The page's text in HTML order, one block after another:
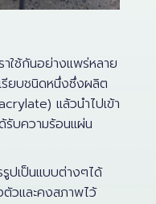
ใช้กันอย่างแพร่หลาย
รียบชนิดหนึ่งซึ่งผลิต
แล้วนำไปเข้า
รับความร้อนแผ่น
ปเป็นแบบต่างๆได้
ตัวและคงสภาพไว้